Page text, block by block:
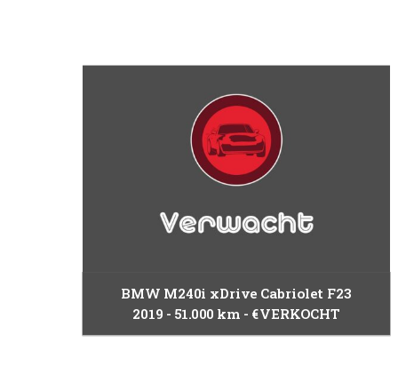
BMW M240i xDrive Cabriolet F23
2019
51.000 km €VERKOCHT